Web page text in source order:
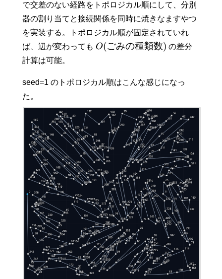
で交差のない経路をトポロジカル順にして、分別
器の割り当てと接続関係を同時に焼きなますやつ
を実装する。トポロジカル順が固定されていれ
ば、辺が変わっても O(ごみの種類数) の差分
計算は可能。
seed=1 のトポロジカル順はこんな感じになっ
た。